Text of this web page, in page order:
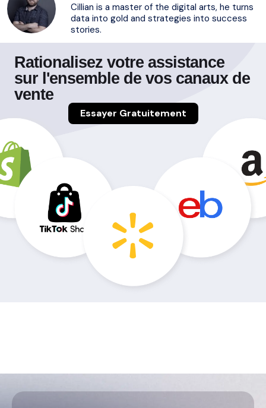
Cillian is a master of the digital arts, he turns
data into gold and strategies into success
stories.
Rationalisez votre assistance
sur l'ensemble de vos canaux de
vente
Essayer Gratuitement